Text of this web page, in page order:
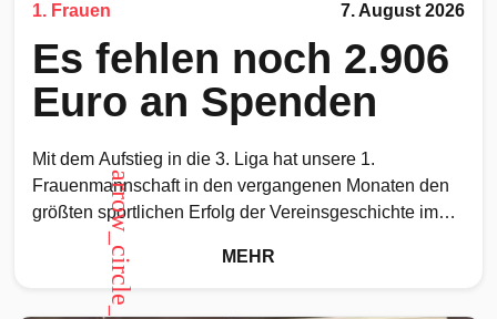
1. Frauen 7. August 2026
Es fehlen noch 2.906
Euro an Spenden
Mit dem Aufstieg in die 3. Liga hat unsere 1.
Frauenmannschaft in den vergangenen Monaten den
größten sportlichen Erfolg der Vereinsgeschichte im
Frauenhandball erreicht. Ein
arrow_circle_up MEHR